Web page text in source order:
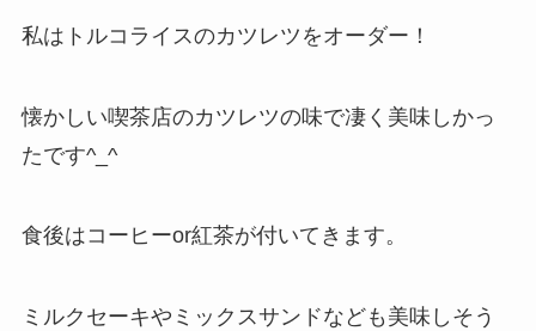
私はトルコライスのカツレツをオーダー！
懐かしい喫茶店のカツレツの味で凄く美味しかっ
たです^_^
食後はコーヒーor紅茶が付いてきます。
ミルクセーキやミックスサンドなども美味しそう